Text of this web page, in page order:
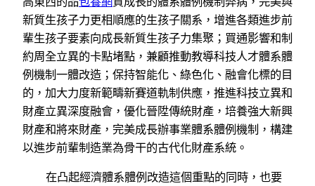
新質生孩子力更相順應的生孩子關系，增進各類進步前
輩生孩子要素向成長新質生孩子力集聚；買通影響和制
約周全立異的卡點堵點，兼顧推動教導科技人才體系體
例機制一體改造；保持智能化、綠色化、融會化標的目
的，加大力度新範疇新賽道軌制供應，推進科技立異和
財產立異深度融會，優化晉陞傳統財產，培養強大新興
財產和將來財產，完美成長辦事業體系體例機制，構建
以進步前輩制造業為骨干的古代化財產系統。
在凸起經濟體系體例改造這個重點的同時，也要